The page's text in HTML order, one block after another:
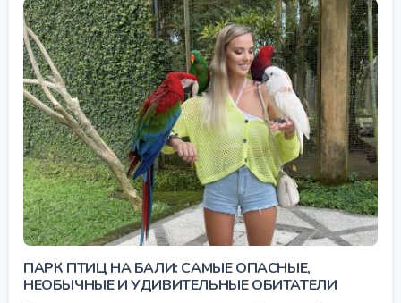
ПАРК ПТИЦ НА БАЛИ: САМЫЕ ОПАСНЫЕ,
НЕОБЫЧНЫЕ И УДИВИТЕЛЬНЫЕ ОБИТАТЕЛИ